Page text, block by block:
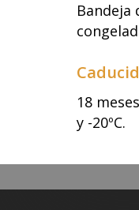
Bandeja
18
y -20ºC.